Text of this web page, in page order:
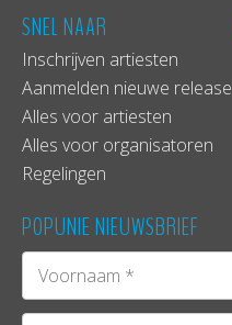
SNEL NAAR
Inschrijven artiesten
Aanmelden nieuwe release
Alles voor artiesten
Alles voor organisatoren
Regelingen
POPUNIE NIEUWSBRIEF